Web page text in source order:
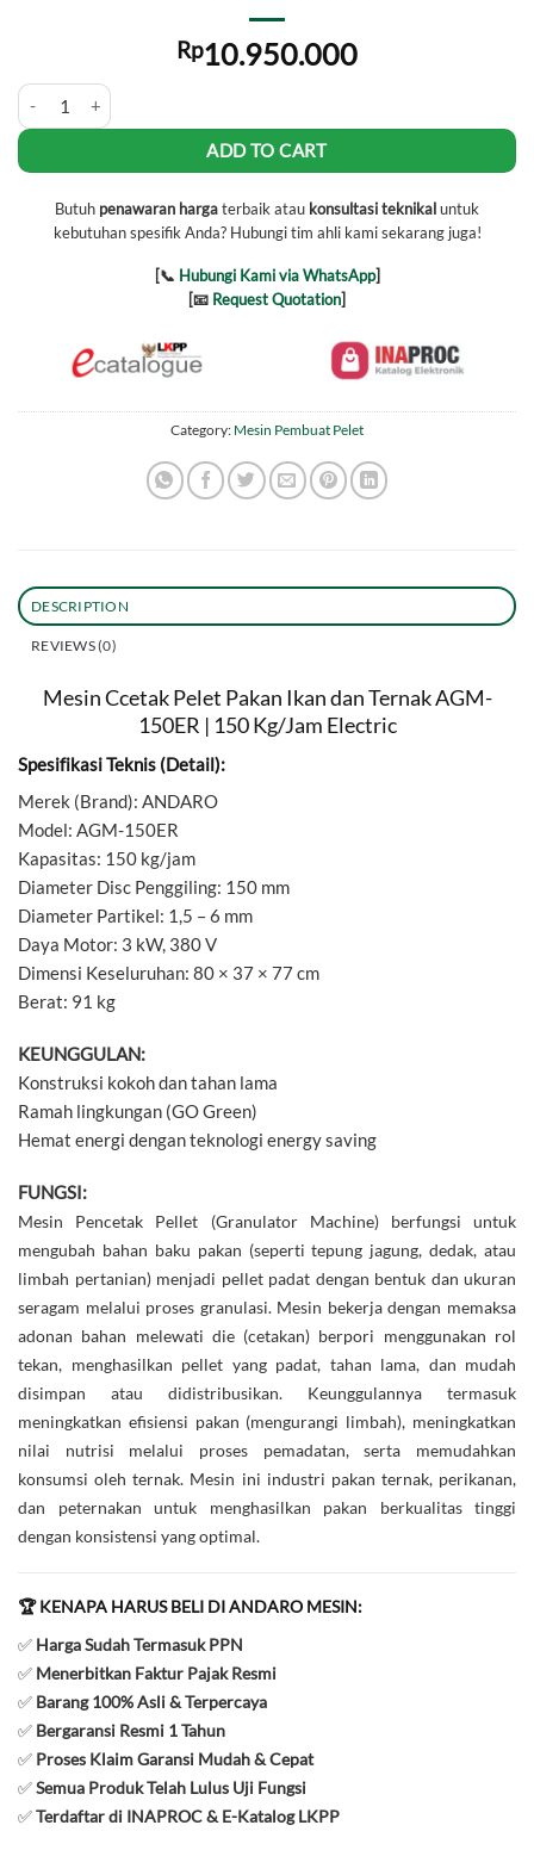
Rp10.950.000
Mesin Cetak Pelet Ikan dan Ternak AGM-150ER | 150 Kg/Jam quantity
ADD TO CART
Butuh penawaran hargaterbaik atau konsultasi teknikaluntuk
kebutuhan spesifik Anda? Hubungi tim ahli kami sekarang juga!
[📞 Hubungi Kami via WhatsApp]
[📧 Request Quotation]
Category: Mesin Pembuat Pelet
DESCRIPTION
REVIEWS (0)
Mesin Ccetak Pelet Pakan Ikan dan Ternak AGM-
150ER | 150 Kg/Jam Electric
Spesifikasi Teknis (Detail):
Merek (Brand): ANDARO
Model: AGM-150ER
Kapasitas: 150 kg/jam
Diameter Disc Penggiling: 150 mm
Diameter Partikel: 1,5 – 6 mm
Daya Motor: 3 kW, 380 V
Dimensi Keseluruhan: 80 × 37 × 77 cm
Berat: 91 kg
KEUNGGULAN:
Konstruksi kokoh dan tahan lama
Ramah lingkungan (GO Green)
Hemat energi dengan teknologi energy saving
FUNGSI:
Mesin Pencetak Pellet (Granulator Machine) berfungsi untuk
mengubah bahan baku pakan (seperti tepung jagung, dedak, atau
limbah pertanian) menjadi pellet padat dengan bentuk dan ukuran
seragam melalui proses granulasi. Mesin bekerja dengan memaksa
adonan bahan melewati die (cetakan) berpori menggunakan rol
tekan, menghasilkan pellet yang padat, tahan lama, dan mudah
disimpan atau didistribusikan. Keunggulannya termasuk
meningkatkan efisiensi pakan (mengurangi limbah), meningkatkan
nilai nutrisi melalui proses pemadatan, serta memudahkan
konsumsi oleh ternak. Mesin ini industri pakan ternak, perikanan,
dan peternakan untuk menghasilkan pakan berkualitas tinggi
dengan konsistensi yang optimal.
🏆 KENAPA HARUS BELI DI ANDARO MESIN:
✅ Harga Sudah Termasuk PPN
✅ Menerbitkan Faktur Pajak Resmi
✅ Barang 100% Asli & Terpercaya
✅ Bergaransi Resmi 1 Tahun
✅ Proses Klaim Garansi Mudah & Cepat
✅Semua Produk Telah Lulus Uji Fungsi
✅Terdaftar di INAPROC & E-Katalog LKPP